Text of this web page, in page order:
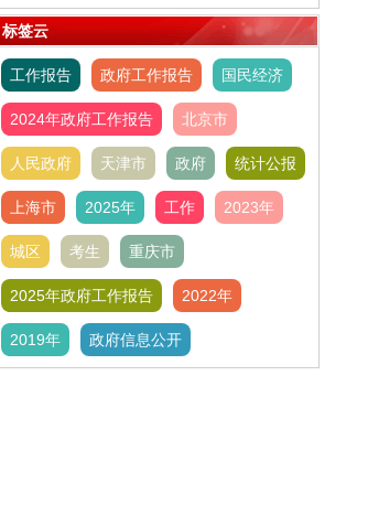
标签云
工作报告 政府工作报告 国民经济
2024年政府工作报告 北京市
人民政府 天津市 政府 统计公报
上海市 2025年 工作 2023年
城区 考生 重庆市
2025年政府工作报告 2022年
2019年 政府信息公开